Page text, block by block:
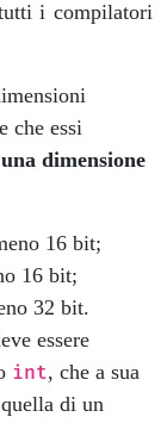
i compilatori
che essi
una dimensione
16 bit;
16 bit;
32 bit.
essere
int, che a sua
di un